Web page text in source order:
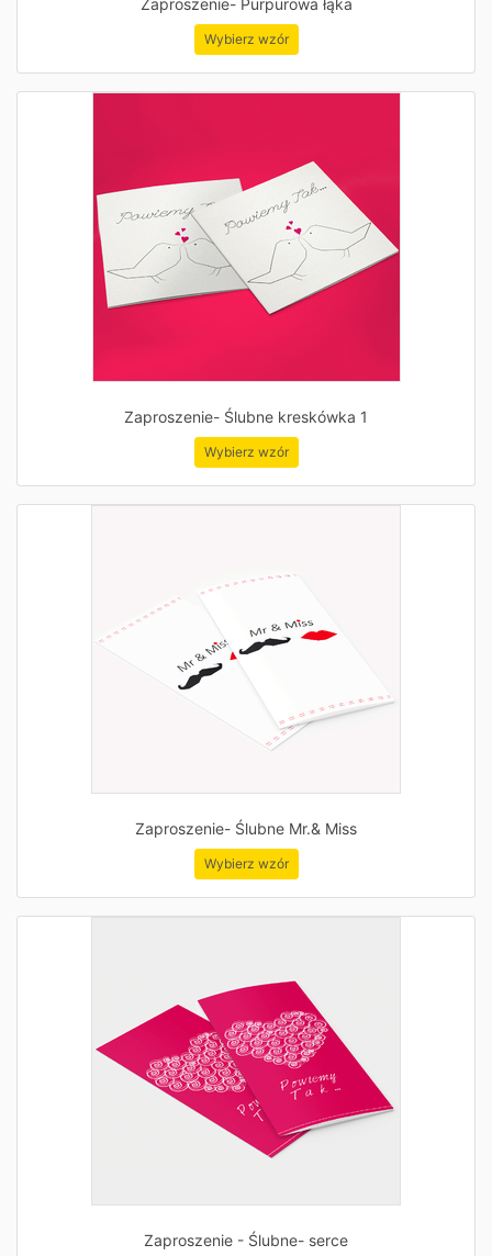
Zaproszenie- Purpurowa łąka
Wybierz wzór
Zaproszenie- Ślubne kreskówka 1
Wybierz wzór
Zaproszenie- Ślubne Mr.& Miss
Wybierz wzór
Zaproszenie - Ślubne- serce